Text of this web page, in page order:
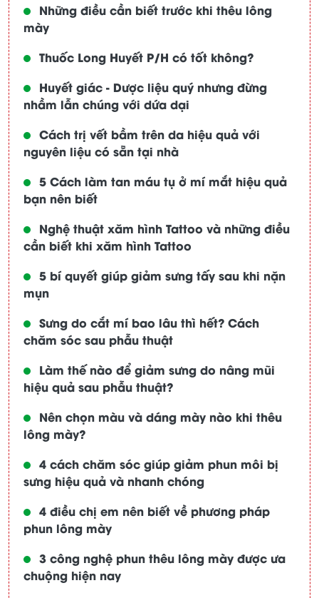
Những điều cần biết trước khi thêu lông
mày
Thuốc Long Huyết P/H có tốt không?
Huyết giác - Dược liệu quý nhưng đừng
nhầm lẫn chúng với dứa dại
Cách trị vết bầm trên da hiệu quả với
nguyên liệu có sẵn tại nhà
5 Cách làm tan máu tụ ở mí mắt hiệu quả
bạn nên biết
Nghệ thuật xăm hình Tattoo và những điều
cần biết khi xăm hình Tattoo
5 bí quyết giúp giảm sưng tấy sau khi nặn
mụn
Sưng do cắt mí bao lâu thì hết? Cách
chăm sóc sau phẫu thuật
Làm thế nào để giảm sưng do nâng mũi
hiệu quả sau phẫu thuật?
Nên chọn màu và dáng mày nào khi thêu
lông mày?
4 cách chăm sóc giúp giảm phun môi bị
sưng hiệu quả và nhanh chóng
4 điều chị em nên biết về phương pháp
phun lông mày
3 công nghệ phun thêu lông mày được ưa
chuộng hiện nay